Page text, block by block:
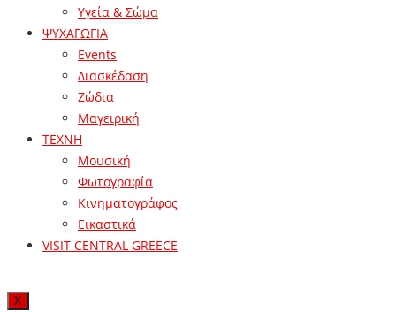
Υγεία & Σώμα
ΨΥΧΑΓΩΓΙΑ
Events
Διασκέδαση
Ζώδια
Μαγειρική
ΤΕΧΝΗ
Μουσική
Φωτογραφία
Κινηματογράφος
Εικαστικά
VISIT CENTRAL GREECE
X